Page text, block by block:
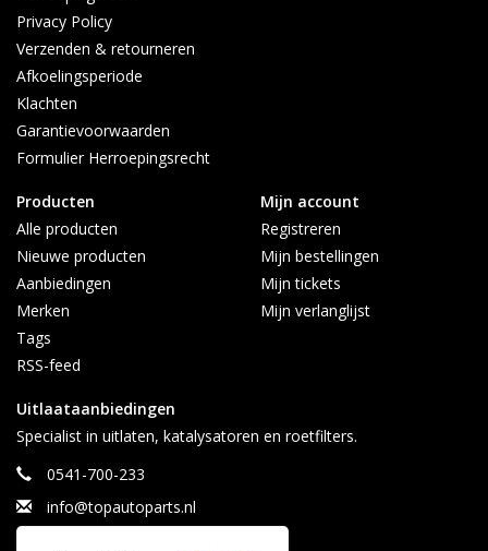
Voortsweg 23
7661PD, Vasse.
Afhalen alleen op afspraak
Contact:
info@topautoparts.nl
0541-700-233
0613626597 (Whatsapp)
Maandag t/m vrijdag 08:30 - 17:00
Privacy Policy
Verzenden & retourneren
Afkoelingsperiode
Klachten
Garantievoorwaarden
Formulier Herroepingsrecht
Producten
Alle producten
Nieuwe producten
Aanbiedingen
Merken
Tags
RSS-feed
Mijn account
Registreren
Mijn bestellingen
Mijn tickets
Mijn verlanglijst
Uitlaataanbiedingen
Specialist in uitlaten, katalysatoren en roetfilters.
0541-700-233
info@topautoparts.nl